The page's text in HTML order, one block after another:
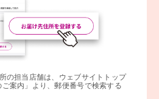
の担当店舗は、ウェブサイトトップ
案内」より、郵便番号で検索する